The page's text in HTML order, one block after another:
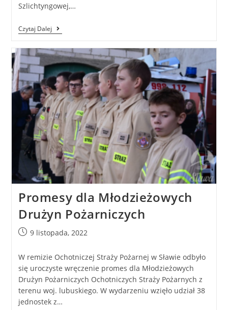
Szlichtyngowej,…
Czytaj Dalej
Promesy dla Młodzieżowych
Drużyn Pożarniczych
9 listopada, 2022
W remizie Ochotniczej Straży Pożarnej w Sławie odbyło
się uroczyste wręczenie promes dla Młodzieżowych
Drużyn Pożarniczych Ochotniczych Straży Pożarnych z
terenu woj. lubuskiego. W wydarzeniu wzięło udział 38
jednostek z…